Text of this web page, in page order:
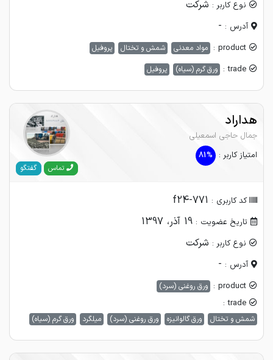
نوع کاربر : شرکت
آدرس : -
product : مواد معدنی شمش و تختال پروفیل
trade : ورق گرم (سیاه) پروفیل
هداراد
جمال حاجی اسمعیلی
امتیاز کاربر : 81%
تماس گفتگو
کد کاربری : f24-771
تاریخ عضویت : 19 آذر، 1397
نوع کاربر : شرکت
آدرس : -
product : ورق روغنی (سرد)
trade :
شمش و تختال ورق گالوانیزه ورق روغنی (سرد) میلگرد ورق گرم (سیاه)